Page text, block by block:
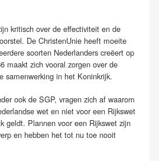
kritisch over de effectiviteit en de
De ChristenUnie heeft moeite
soorten Nederlanders creëert op
maakt zich vooral zorgen over de
samenwerking in het Koninkrijk.
ook de SGP, vragen zich af waarom
wet en niet voor een Rijkswet
geldt. Plannen voor een Rijkswet zijn
en hebben het tot nu toe nooit